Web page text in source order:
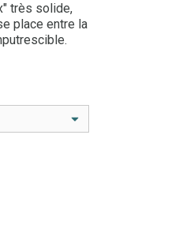
très solide,
place entre la